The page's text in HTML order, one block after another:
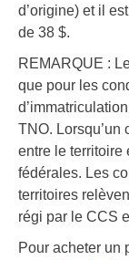
d’origine) et il
de 38 $.
REMARQUE :
que pour les
TNO. Lorsqu’un
entre le territoire
fédérales. Les
territoires
régi par le CCS
Pour acheter un